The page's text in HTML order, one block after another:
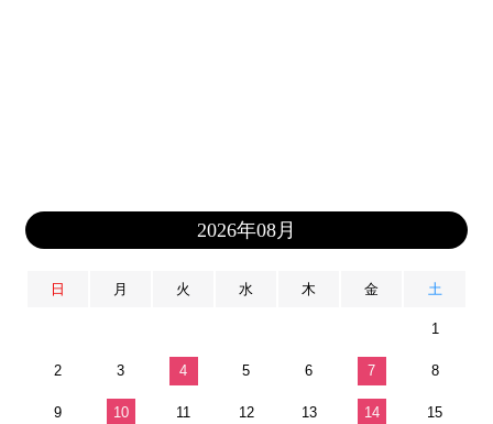
2026年08月
日 月 火 水 木 金 土
1
2 3 4 5 6 7 8
9 10 11 12 13 14 15